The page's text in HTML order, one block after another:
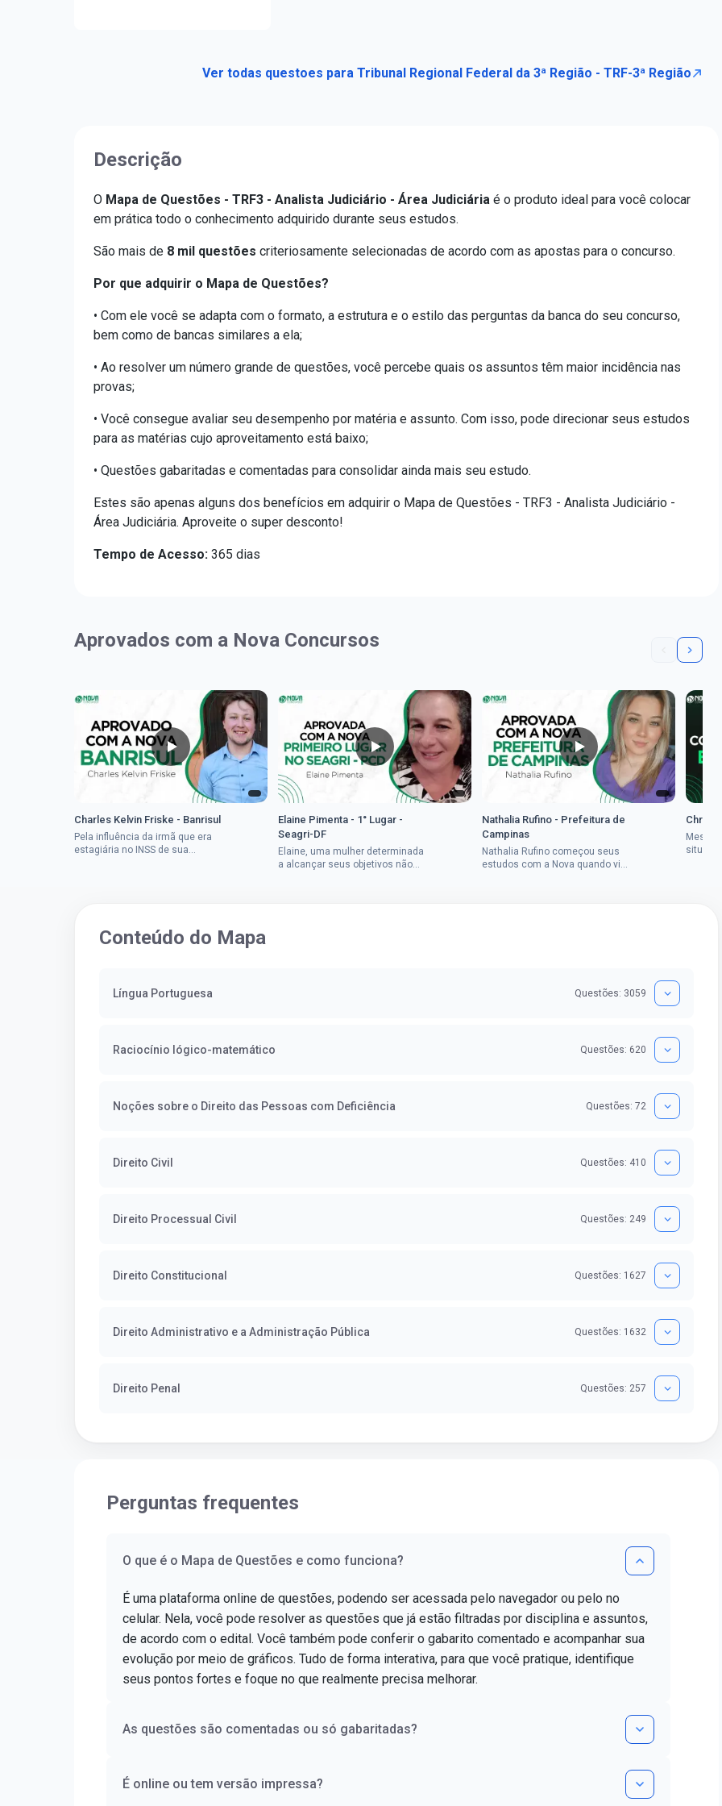
Ver todas questoes para Tribunal Regional Federal da 3ª Região - TRF-3ª Região
Descrição
O Mapa de Questões - TRF3 - Analista Judiciário - Área Judiciária é o produto ideal para você colocar
em prática todo o conhecimento adquirido durante seus estudos.
São mais de 8 mil questões criteriosamente selecionadas de acordo com as apostas para o concurso.
Por que adquirir o Mapa de Questões?
• Com ele você se adapta com o formato, a estrutura e o estilo das perguntas da banca do seu concurso,
bem como de bancas similares a ela;
• Ao resolver um número grande de questões, você percebe quais os assuntos têm maior incidência nas
provas;
• Você consegue avaliar seu desempenho por matéria e assunto. Com isso, pode direcionar seus estudos
para as matérias cujo aproveitamento está baixo;
• Questões gabaritadas e comentadas para consolidar ainda mais seu estudo.
Estes são apenas alguns dos benefícios em adquirir o Mapa de Questões - TRF3 - Analista Judiciário -
Área Judiciária. Aproveite o super desconto!
Tempo de Acesso: 365 dias
Aprovados com a Nova Concursos
Charles Kelvin Friske - Banrisul
Pela influência da irmã que era
estagiária no INSS de sua
Elaine Pimenta - 1° Lugar -
Seagri-DF
Elaine, uma mulher determinada
a alcançar seus objetivos não
Nathalia Rufino - Prefeitura de
Campinas
Nathalia Rufino começou seus
estudos com a Nova quando viu
Mesmo
Conteúdo do Mapa
Língua Portuguesa Questões: 3059
Raciocínio lógico-matemático Questões: 620
Noções sobre o Direito das Pessoas com Deficiência Questões: 72
Direito Civil Questões: 410
Direito Processual Civil Questões: 249
Direito Constitucional Questões: 1627
Direito Administrativo e a Administração Pública Questões: 1632
Direito Penal Questões: 257
Perguntas frequentes
O que é o Mapa de Questões e como funciona?
É uma plataforma online de questões, podendo ser acessada pelo navegador ou pelo no
celular. Nela, você pode resolver as questões que já estão filtradas por disciplina e assuntos,
de acordo com o edital. Você também pode conferir o gabarito comentado e acompanhar sua
evolução por meio de gráficos. Tudo de forma interativa, para que você pratique, identifique
seus pontos fortes e foque no que realmente precisa melhorar.
As questões são comentadas ou só gabaritadas?
É online ou tem versão impressa?